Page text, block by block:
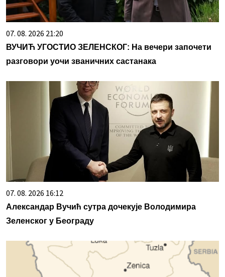
07. 08. 2026 21:20
ВУЧИЋ УГОСТИО ЗЕЛЕНСКОГ: На вечери започети
разговори уочи званичних састанака
07. 08. 2026 16:12
Александар Вучић сутра дочекује Володимира
Зеленског у Београду